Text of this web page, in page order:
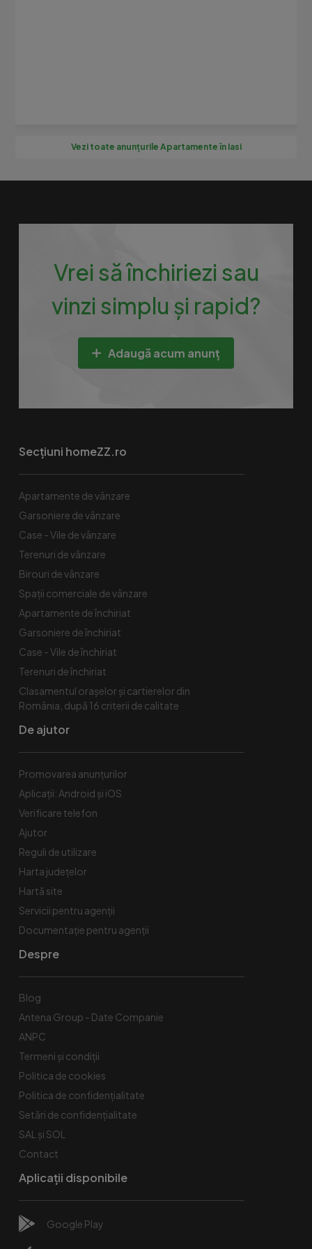
Vezi toate anunțurile Apartamente în Iasi
Vrei să închiriezi sau
vinzi simplu și rapid?
Adaugă acum anunț
Secțiuni homeZZ.ro
Apartamente de vânzare
Garsoniere de vânzare
Case - Vile de vânzare
Terenuri de vânzare
Birouri de vânzare
Spaţii comerciale de vânzare
Apartamente de închiriat
Garsoniere de închiriat
Case - Vile de închiriat
Terenuri de închiriat
Clasamentul orașelor și cartierelor din
România, după 16 criterii de calitate
De ajutor
Promovarea anunțurilor
Aplicații: Android și iOS
Verificare telefon
Ajutor
Reguli de utilizare
Harta județelor
Hartă site
Servicii pentru agenții
Documentație pentru agenții
Despre
Blog
Antena Group - Date Companie
ANPC
Termeni și condiții
Politica de cookies
Politica de confidențialitate
Setări de confidențialitate
SAL și SOL
Contact
Aplicații disponibile
Google Play